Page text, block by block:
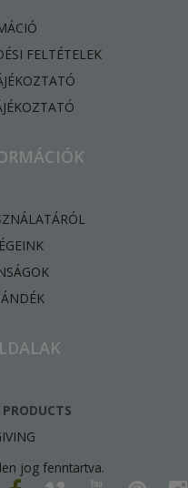
FELTÉTELEK
jog fenntartva.